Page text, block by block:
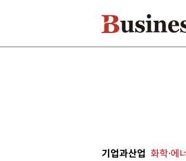
기업과산업 화학·에